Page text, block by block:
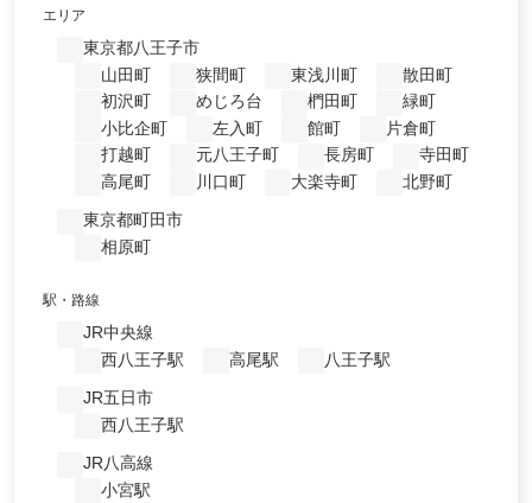
エリア
東京都八王子市
山田町
狭間町 東浅川町
散田町
初沢町
めじろ台 椚田町
緑町
小比企町
左入町 館町
片倉町
打越町
元八王子町 長房町
寺田町
高尾町
川口町 大楽寺町 北野町
東京都町田市
相原町
駅・路線
JR中央線
西八王子駅
高尾駅 八王子駅
JR五日市
西八王子駅
JR八高線
小宮駅